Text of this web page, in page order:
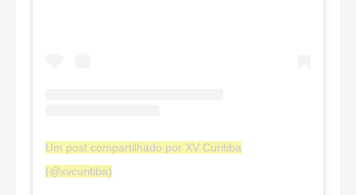
Um post compartilhado por XV Curitiba
(@xvcuritiba)